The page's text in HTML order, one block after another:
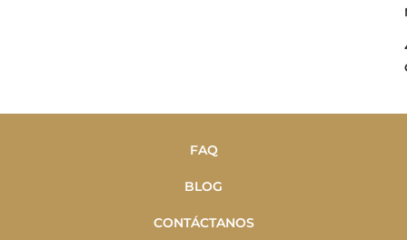
FAQ
BLOG
CONTÁCTANOS